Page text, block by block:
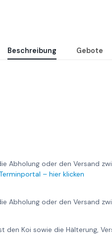
Beschreibung Gebote
Abholung oder den Versand
– hier klicken
Abholung oder den Versand
den Koi sowie die Hälterung,